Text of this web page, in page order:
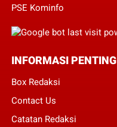
PSE Kominfo
INFORMASI PENTING
Box Redaksi
Contact Us
Catatan Redaksi